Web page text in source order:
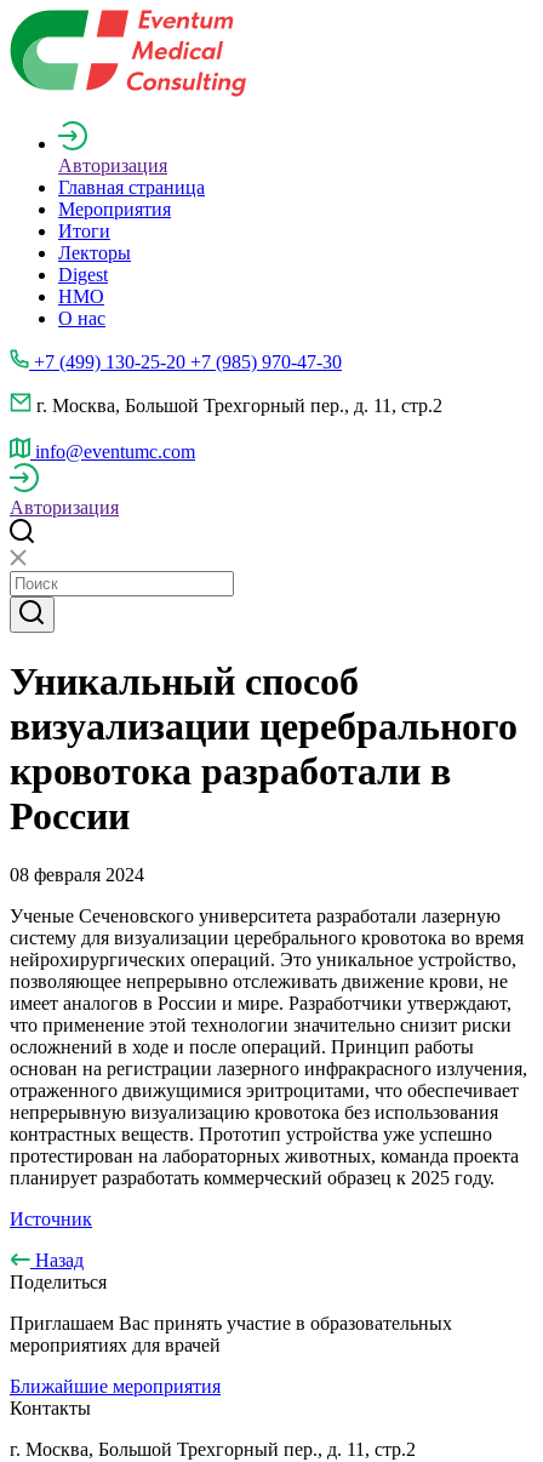
Авторизация
Главная страница
Мероприятия
Итоги
Лекторы
Digest
НМО
О нас
+7 (499) 130-25-20 +7 (985) 970-47-30
г. Москва, Большой Трехгорный пер., д. 11, стр.2
info@eventumc.com
Авторизация
Уникальный способ
визуализации церебрального
кровотока разработали в
России
08 февраля 2024
Ученые Сеченовского университета разработали лазерную
систему для визуализации церебрального кровотока во время
нейрохирургических операций. Это уникальное устройство,
позволяющее непрерывно отслеживать движение крови, не
имеет аналогов в России и мире. Разработчики утверждают,
что применение этой технологии значительно снизит риски
осложнений в ходе и после операций. Принцип работы
основан на регистрации лазерного инфракрасного излучения,
отраженного движущимися эритроцитами, что обеспечивает
непрерывную визуализацию кровотока без использования
контрастных веществ. Прототип устройства уже успешно
протестирован на лабораторных животных, команда проекта
планирует разработать коммерческий образец к 2025 году.
Источник
Назад
Поделиться
Приглашаем Вас принять участие в образовательных
мероприятиях для врачей
Ближайшие мероприятия
Контакты
г. Москва, Большой Трехгорный пер., д. 11, стр.2